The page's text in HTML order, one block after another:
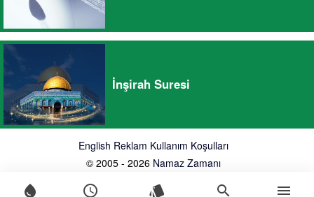
water_drop schedule style search menu
İnşirah Suresi
English Reklam Kullanım Koşulları
© 2005 - 2026 Namaz Zamanı